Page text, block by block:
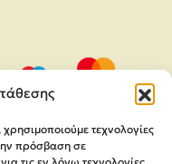
τεχνολογίες
πρόσβαση σε